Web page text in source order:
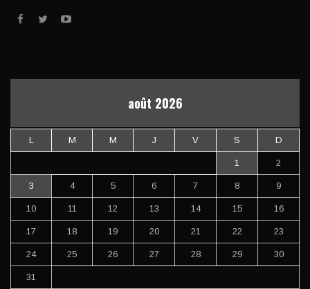
août 2026
L M M J V S D
1 2
3 4 5 6 7 8 9
10 11 12 13 14 15 16
17 18 19 20 21 22 23
24 25 26 27 28 29 30
31